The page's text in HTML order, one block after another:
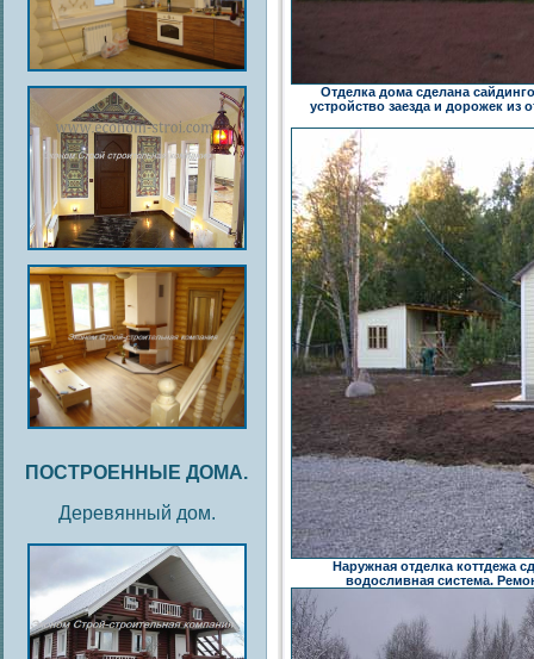
ПОСТРОЕННЫЕ ДОМА.
Деревянный дом.
Отделка дома сделана
устройство заезда и дорожек из
Наружная отделка коттдежа
водосливная система.